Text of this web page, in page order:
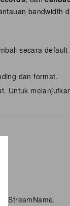
bandwidth
secara default
dan format.
Untuk
StreamName.